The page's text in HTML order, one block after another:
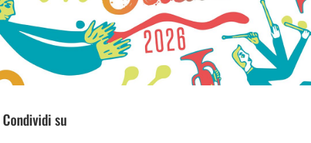
Condividi su